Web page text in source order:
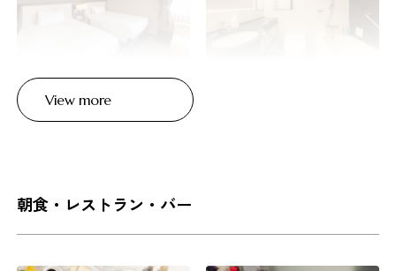
View more
朝食・レストラン・バー